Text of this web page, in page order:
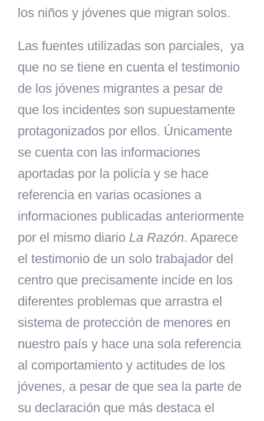
los niños y jóvenes que migran solos.
Las fuentes utilizadas son parciales, ya
que no se tiene en cuenta el testimonio
de los jóvenes migrantes a pesar de
que los incidentes son supuestamente
protagonizados por ellos. Únicamente
se cuenta con las informaciones
aportadas por la policía y se hace
referencia en varias ocasiones a
informaciones publicadas anteriormente
por el mismo diario La Razón. Aparece
el testimonio de un solo trabajador del
centro que precisamente incide en los
diferentes problemas que arrastra el
sistema de protección de menores en
nuestro país y hace una sola referencia
al comportamiento y actitudes de los
jóvenes, a pesar de que sea la parte de
su declaración que más destaca el